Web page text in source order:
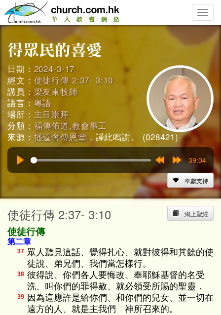
Toggle
日期： 2024-3-17
經文： 使徒行傳 2:37- 3:10
講員： 梁友東牧師
語言： 粵語
場所： 主日崇拜
分類： 福傳佈道,教會事工
來源： 播道會傳恩堂 ，謹此鳴謝。 (028421)
Rewind
15s
15s
39:04
奉獻支持
網上聖經
使徒行傳 2:37- 3:10
使徒行傳
第二章
37 眾人聽見這話、覺得扎心、就對彼得和其餘的使
徒說、弟兄們、我們當怎樣行。
38 彼得說、你們各人要悔改、奉耶穌基督的名受
洗、叫你們的罪得赦、就必領受所賜的聖靈．
39
因為這應許是給你們、和你們的兒女、並一切在
遠方的人、就是主我們 神所召來的。